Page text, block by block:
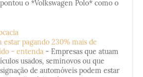
o *Volkswagen Polo* como o
estar pagando 230% mais de
- entenda - Empresas que atuam
usados, seminovos ou que
de automóveis podem estar